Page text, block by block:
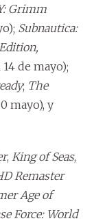
Grimm
Subnautica:
de mayo);
; The
mayo), y
, King of Seas,
Remaster
Age of
Force: World